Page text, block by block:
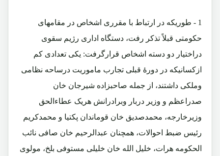
1 - طوریکه در ارتباط با مقرری اشخاص در مقامهای
حکومتی قبلاً تذکر رفت، دستگاه اداری رژیم سقوی
دراختیار دو دسته اشخاص قرارگرفت: یکی تعدادی کم
ازکسانیکه در دورۀ قبلی تجارب ماموریت درساحه نظامی
وملکی داشتند، از جمله صاحبزاده شیرجان خان
صدراعظم و وزیر دربار وبرادرانش هریک عطاءالحق
وزیرخارجه، محمدصدیق خان قوماندان پکتیا و محمدکریم
رئیس ضبط احوالات، همچنان عبدالرحیم خان صافی نائب
الحکومه هرات، خلیل الله خان خلیلی مستوفی بلخ، مولوی